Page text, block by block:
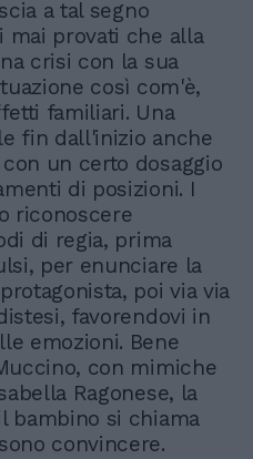
a tal segno
mai provati che alla
crisi con la sua
così com'è,
familiari. Una
fin dall'inizio anche
un certo dosaggio
di posizioni. I
riconoscere
di regia, prima
per enunciare la
poi via via
favorendovi in
emozioni. Bene
con mimiche
Ragonese, la
bambino si chiama
convincere.